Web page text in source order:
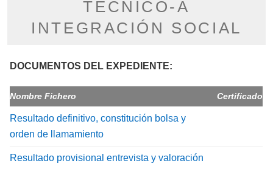
TÉCNICO-A
INTEGRACIÓN SOCIAL
DOCUMENTOS DEL EXPEDIENTE:
Nombre Fichero Certificado
Resultado definitivo, constitución bolsa y
orden de llamamiento
Resultado provisional entrevista y valoración